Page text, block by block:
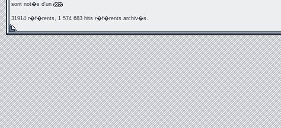
sont not�s d'un
31914 r�f�rents, 1 574 683 hits r�f�rents archiv�s.